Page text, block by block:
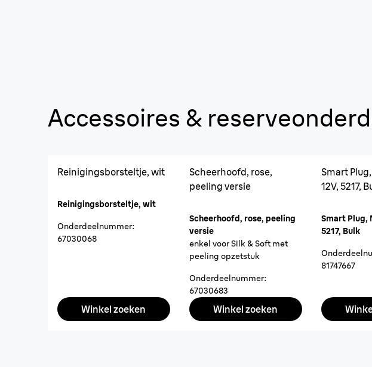
Accessoires &
Reinigingsborsteltje, wit
Reinigingsborsteltje, wit
Onderdeelnummer:
67030068
Winkel zoeken
Scheerhoofd, rose,
peeling versie
Scheerhoofd, rose, peeling
versie
enkel voor Silk & Soft met
peeling opzetstuk
Onderdeelnummer:
67030683
Winkel zoeken
Smart
12V, 5217,
Smart Plug,
5217, Bulk
81747667